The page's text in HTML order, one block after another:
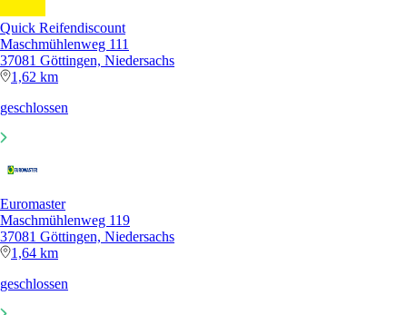
Quick Reifendiscount
Maschmühlenweg 111
37081 Göttingen, Niedersachs
1,62 km
geschlossen
Euromaster
Maschmühlenweg 119
37081 Göttingen, Niedersachs
1,64 km
geschlossen